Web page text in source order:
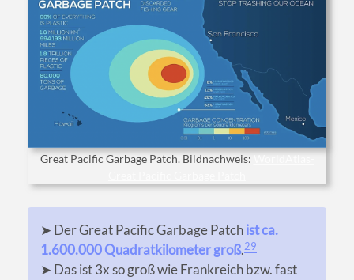
Great Pacific Garbage Patch. Bildnachweis:
➤ Der Great Pacific Garbage Patchist ca.
1.600.000 Quadratkilometer groß.29
➤ Das ist 3x so groß wie Frankreich bzw. fast